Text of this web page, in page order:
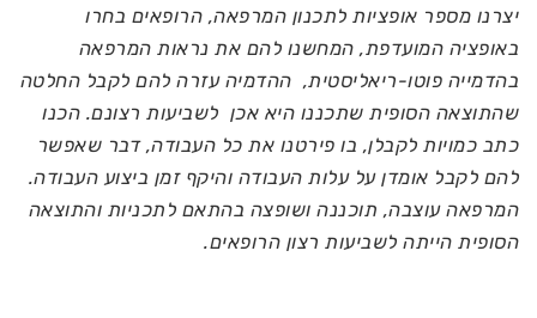
יצרנו מספר אופציות לתכנון המרפאה, הרופאים בחרו
באופציה המועדפת, המחשנו להם את נראות המרפאה
בהדמייה פוטו-ריאליסטית, ההדמיה עזרה להם לקבל החלטה
שהתוצאה הסופית שתכננו היא אכן לשביעות רצונם. הכנו
כתב כמויות לקבלן, בו פירטנו את כל העבודה, דבר שאפשר
להם לקבל אומדן על עלות העבודה והיקף זמן ביצוע העבודה.
המרפאה עוצבה, תוכננה ושופצה בהתאם לתכניות והתוצאה
הסופית הייתה לשביעות רצון הרופאים.